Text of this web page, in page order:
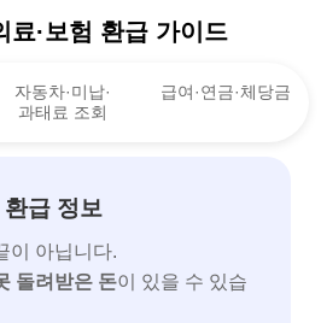
료·보험 환급 가이드
자동차·미납·
과태료 조회
급여·연금·체당금
환급 정보
이 아닙니다.
돌려받은 돈이 있을 수 있습